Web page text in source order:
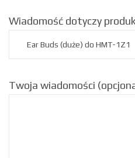
Wiadomość dotyczy
Twoja wiadomości